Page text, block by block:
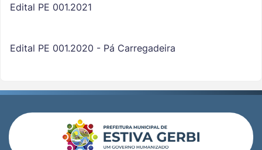
Edital PE 001.2021
Edital PE 001.2020 - Pá Carregadeira